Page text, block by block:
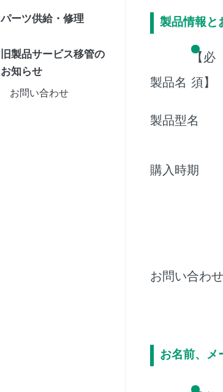
製品情報と
製品名
【必
須】
製品型名
購入時期
お問い合わ
お名前、メ
パーツ供給・修理
旧製品サービス移管の
お知らせ
お問い合わせ